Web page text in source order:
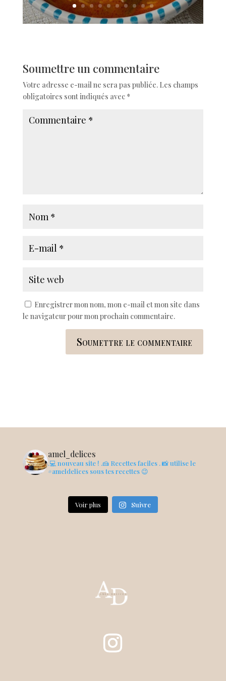
Soumettre un commentaire
Votre adresse e-mail ne sera pas publiée. Les champs
obligatoires sont indiqués avec *
Enregistrer mon nom, mon e-mail et mon site dans
le navigateur pour mon prochain commentaire.
Soumettre le commentaire
amel_delices
.💻 nouveau site ! .🍰 Recettes faciles . 📸 utilise le
#ameldelices sous tes recettes 😉
Voir plus Suivre